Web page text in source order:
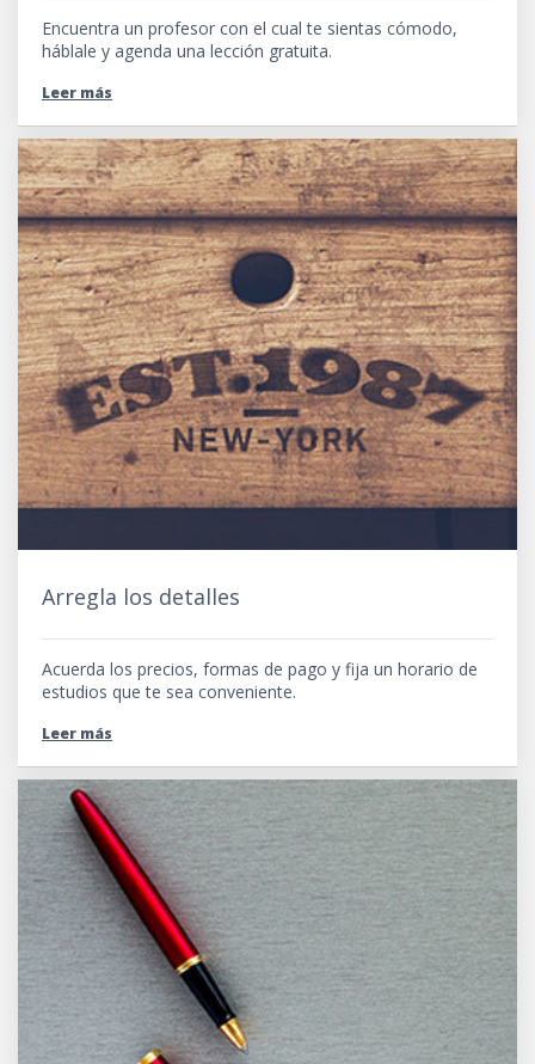
Encuentra un profesor con el cual te sientas cómodo,
háblale y agenda una lección gratuita.
Leer más
Arregla los detalles
Acuerda los precios, formas de pago y fija un horario de
estudios que te sea conveniente.
Leer más